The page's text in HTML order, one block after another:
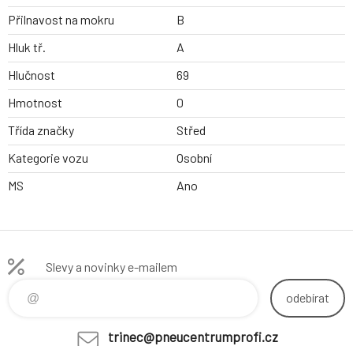
Přilnavost na mokru
B
Hluk tř.
A
Hlučnost
69
Hmotnost
0
Třída značky
Střed
Kategorie vozu
Osobní
MS
Ano
Slevy a novinky e-mailem
odebírat
trinec@pneucentrumprofi.cz